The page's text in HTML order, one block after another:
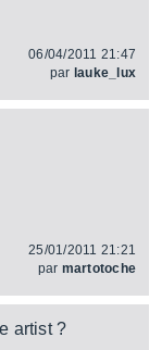
06/04/2011 21:47
par lauke_lux
25/01/2011 21:21
par martotoche
artist ?